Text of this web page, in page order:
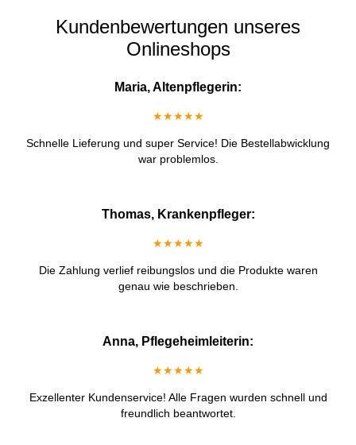
Kundenbewertungen unseres
Onlineshops
Maria, Altenpflegerin:
★★★★★
Schnelle Lieferung und super Service! Die Bestellabwicklung
war problemlos.
Thomas, Krankenpfleger:
★★★★★
Die Zahlung verlief reibungslos und die Produkte waren
genau wie beschrieben.
Anna, Pflegeheimleiterin:
★★★★★
Exzellenter Kundenservice! Alle Fragen wurden schnell und
freundlich beantwortet.